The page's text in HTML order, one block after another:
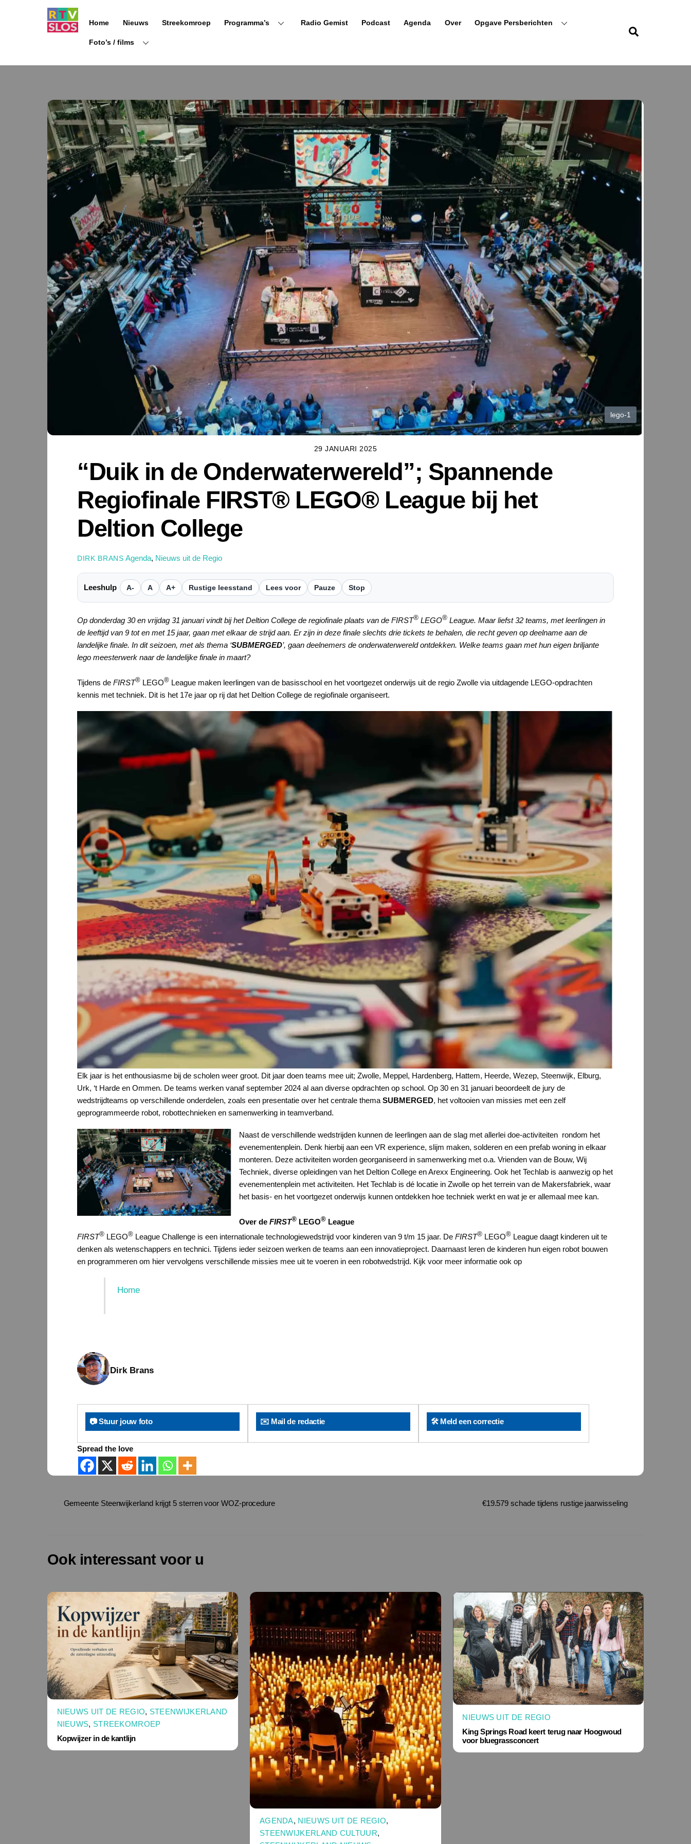
Home Nieuws Streekomroep Programma’s Radio Gemist Podcast Agenda Over Opgave Persberichten
Foto’s / films
lego-1
29 JANUARI 2025
“Duik in de Onderwaterwereld”; Spannende
Regiofinale FIRST® LEGO® League bij het
Deltion College
DIRK BRANS Agenda, Nieuws uit de Regio
Leeshulp A- A A+ Rustige leesstand Lees voor Pauze Stop
Op donderdag 30 en vrijdag 31 januari vindt bij het Deltion College de regiofinale plaats van de FIRST® LEGO® League. Maar liefst 32 teams, met leerlingen in
de leeftijd van 9 tot en met 15 jaar, gaan met elkaar de strijd aan. Er zijn in deze finale slechts drie tickets te behalen, die recht geven op deelname aan de
landelijke finale. In dit seizoen, met als thema ‘SUBMERGED’, gaan deelnemers de onderwaterwereld ontdekken. Welke teams gaan met hun eigen briljante
lego meesterwerk naar de landelijke finale in maart?
Tijdens de FIRST® LEGO® League maken leerlingen van de basisschool en het voortgezet onderwijs uit de regio Zwolle via uitdagende LEGO-opdrachten
kennis met techniek. Dit is het 17e jaar op rij dat het Deltion College de regiofinale organiseert.
Elk jaar is het enthousiasme bij de scholen weer groot. Dit jaar doen teams mee uit; Zwolle, Meppel, Hardenberg, Hattem, Heerde, Wezep, Steenwijk, Elburg,
Urk, ‘t Harde en Ommen. De teams werken vanaf september 2024 al aan diverse opdrachten op school. Op 30 en 31 januari beoordeelt de jury de
wedstrijdteams op verschillende onderdelen, zoals een presentatie over het centrale thema SUBMERGED, het voltooien van missies met een zelf
geprogrammeerde robot, robottechnieken en samenwerking in teamverband.
Naast de verschillende wedstrijden kunnen de leerlingen aan de slag met allerlei doe-activiteiten rondom het
evenementenplein. Denk hierbij aan een VR experience, slijm maken, solderen en een prefab woning in elkaar
monteren. Deze activiteiten worden georganiseerd in samenwerking met o.a. Vrienden van de Bouw, Wij
Techniek, diverse opleidingen van het Deltion College en Arexx Engineering. Ook het Techlab is aanwezig op het
evenementenplein met activiteiten. Het Techlab is dé locatie in Zwolle op het terrein van de Makersfabriek, waar
het basis- en het voortgezet onderwijs kunnen ontdekken hoe techniek werkt en wat je er allemaal mee kan.
Over de FIRST® LEGO® League
FIRST® LEGO® League Challenge is een internationale technologiewedstrijd voor kinderen van 9 t/m 15 jaar. De FIRST® LEGO® League daagt kinderen uit te
denken als wetenschappers en technici. Tijdens ieder seizoen werken de teams aan een innovatieproject. Daarnaast leren de kinderen hun eigen robot bouwen
en programmeren om hier vervolgens verschillende missies mee uit te voeren in een robotwedstrijd. Kijk voor meer informatie ook op
Home
Dirk Brans
📷 Stuur jouw foto ✉️ Mail de redactie 🛠️ Meld een correctie
Spread the love
Gemeente Steenwijkerland krijgt 5 sterren voor WOZ-procedure €19.579 schade tijdens rustige jaarwisseling
Ook interessant voor u
NIEUWS UIT DE REGIO, STEENWIJKERLAND
NIEUWS, STREEKOMROEP
Kopwijzer in de kantlijn
AGENDA, NIEUWS UIT DE REGIO,
STEENWIJKERLAND CULTUUR,
NIEUWS UIT DE REGIO
King Springs Road keert terug naar Hoogwoud
voor bluegrassconcert